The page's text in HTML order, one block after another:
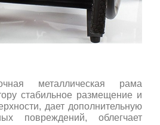
металлическая рама
стабильное размещение и
дает дополнительную
повреждений, облегчает